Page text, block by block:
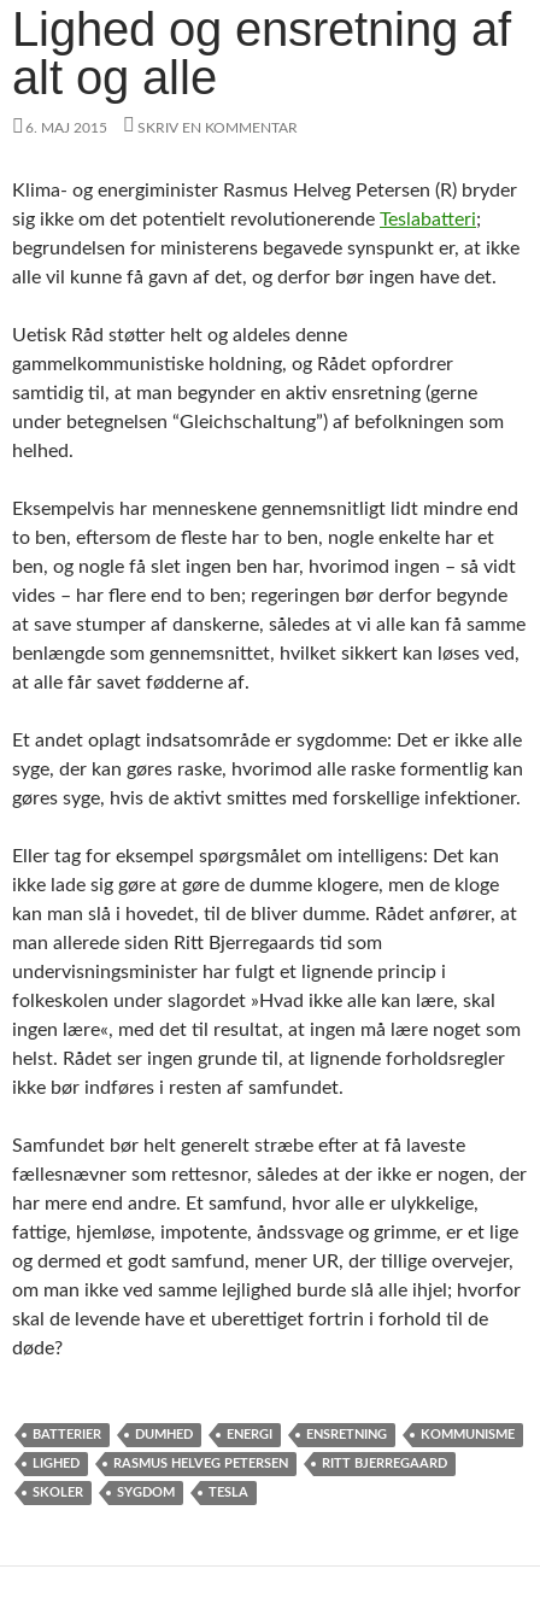
Lighed og ensretning af
alt og alle
6. MAJ 2015 SKRIV EN KOMMENTAR
Klima- og energiminister Rasmus Helveg Petersen (R) bryder
sig ikke om det potentielt revolutionerende Teslabatteri;
begrundelsen for ministerens begavede synspunkt er, at ikke
alle vil kunne få gavn af det, og derfor bør ingen have det.
Uetisk Råd støtter helt og aldeles denne
gammelkommunistiske holdning, og Rådet opfordrer
samtidig til, at man begynder en aktiv ensretning (gerne
under betegnelsen “Gleichschaltung”) af befolkningen som
helhed.
Eksempelvis har menneskene gennemsnitligt lidt mindre end
to ben, eftersom de fleste har to ben, nogle enkelte har et
ben, og nogle få slet ingen ben har, hvorimod ingen – så vidt
vides – har flere end to ben; regeringen bør derfor begynde
at save stumper af danskerne, således at vi alle kan få samme
benlængde som gennemsnittet, hvilket sikkert kan løses ved,
at alle får savet fødderne af.
Et andet oplagt indsatsområde er sygdomme: Det er ikke alle
syge, der kan gøres raske, hvorimod alle raske formentlig kan
gøres syge, hvis de aktivt smittes med forskellige infektioner.
Eller tag for eksempel spørgsmålet om intelligens: Det kan
ikke lade sig gøre at gøre de dumme klogere, men de kloge
kan man slå i hovedet, til de bliver dumme. Rådet anfører, at
man allerede siden Ritt Bjerregaards tid som
undervisningsminister har fulgt et lignende princip i
folkeskolen under slagordet »Hvad ikke alle kan lære, skal
ingen lære«, med det til resultat, at ingen må lære noget som
helst. Rådet ser ingen grunde til, at lignende forholdsregler
ikke bør indføres i resten af samfundet.
Samfundet bør helt generelt stræbe efter at få laveste
fællesnævner som rettesnor, således at der ikke er nogen, der
har mere end andre. Et samfund, hvor alle er ulykkelige,
fattige, hjemløse, impotente, åndssvage og grimme, er et lige
og dermed et godt samfund, mener UR, der tillige overvejer,
om man ikke ved samme lejlighed burde slå alle ihjel; hvorfor
skal de levende have et uberettiget fortrin i forhold til de
døde?
BATTERIER DUMHED ENERGI ENSRETNING KOMMUNISME
LIGHED RASMUS HELVEG PETERSEN RITT BJERREGAARD
SKOLER SYGDOM TESLA